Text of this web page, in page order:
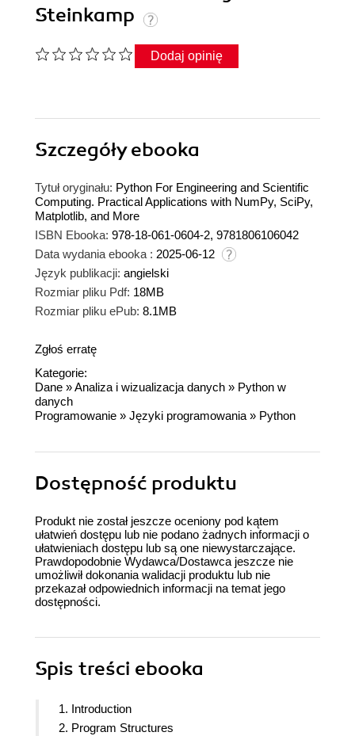
Steinkamp
Dodaj opinię
Szczegółyebooka
Tytuł oryginału: Python For Engineering and Scientific
Computing. Practical Applications with NumPy, SciPy,
Matplotlib, and More
ISBN Ebooka: 978-18-061-0604-2, 9781806106042
Data wydania ebooka : 2025-06-12
Język publikacji: angielski
Rozmiar pliku Pdf: 18MB
Rozmiar pliku ePub: 8.1MB
Zgłoś erratę
Kategorie:
Dane »Analiza i wizualizacja danych » Python w
danych
Programowanie » Języki programowania » Python
Dostępność produktu
Produkt nie został jeszcze oceniony pod kątem
ułatwień dostępu lub nie podano żadnych informacji o
ułatwieniach dostępu lub są one niewystarczające.
Prawdopodobnie Wydawca/Dostawca jeszcze nie
umożliwił dokonania walidacji produktu lub nie
przekazał odpowiednich informacji na temat jego
dostępności.
Spis treści ebooka
1. Introduction
2. Program Structures